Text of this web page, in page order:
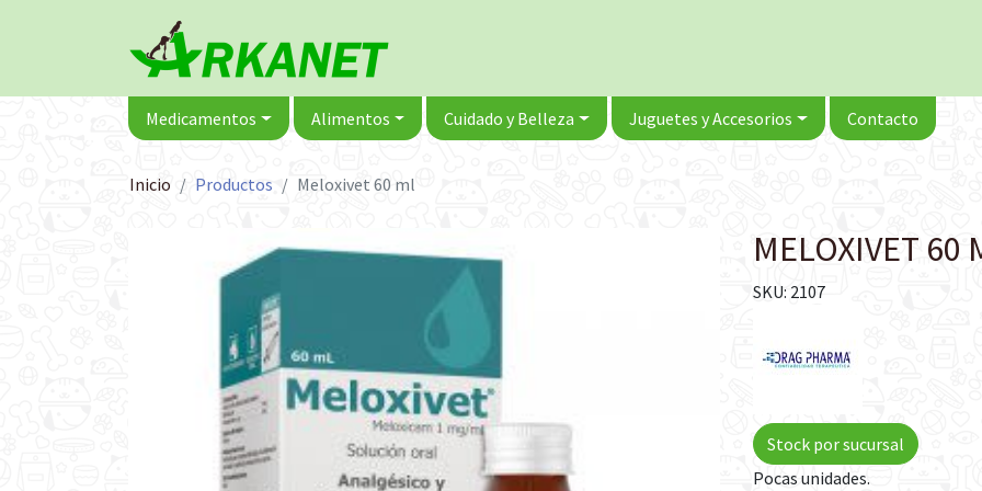
Medicamentos Alimentos Cuidado y Belleza Juguetes y Accesorios Contacto
Inicio Productos Meloxivet 60 ml
MELOXIVET 60
SKU: 2107
Stock por sucursal
Pocas unidades.